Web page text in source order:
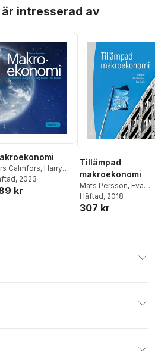
intresserad av
Calmfors, Harry
,John Hassler
, 2023
kr
Tillämpad
makroekonomi
Mats Persson, Eva
Skult,Lars Calmfors
Peter Englund
Häftad, 2018
307 kr